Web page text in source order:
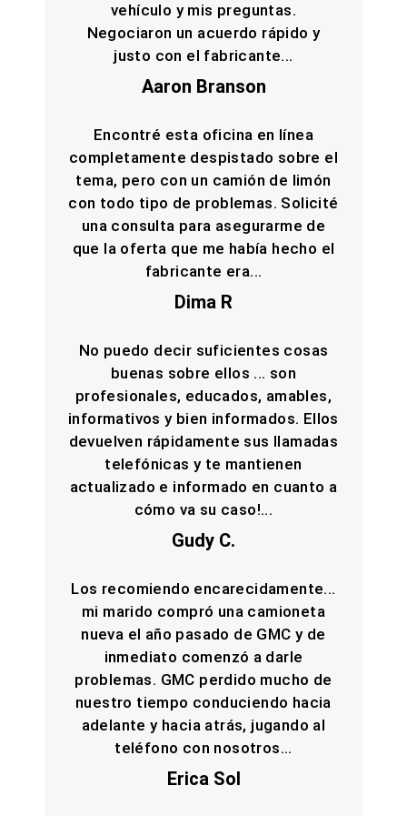
vehículo y mis preguntas.
Negociaron un acuerdo rápido y
justo con el fabricante...
Aaron Branson
Encontré esta oficina en línea
completamente despistado sobre el
tema, pero con un camión de limón
con todo tipo de problemas. Solicité
una consulta para asegurarme de
que la oferta que me había hecho el
fabricante era...
Dima R
No puedo decir suficientes cosas
buenas sobre ellos ... son
profesionales, educados, amables,
informativos y bien informados. Ellos
devuelven rápidamente sus llamadas
telefónicas y te mantienen
actualizado e informado en cuanto a
cómo va su caso!...
Gudy C.
Los recomiendo encarecidamente...
mi marido compró una camioneta
nueva el año pasado de GMC y de
inmediato comenzó a darle
problemas. GMC perdido mucho de
nuestro tiempo conduciendo hacia
adelante y hacia atrás, jugando al
teléfono con nosotros...
Erica Sol